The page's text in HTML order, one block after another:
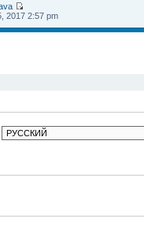
2017 2:57 pm